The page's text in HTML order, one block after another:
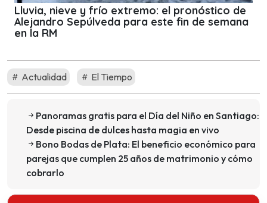
Lluvia, nieve y frío extremo: el pronóstico de
Alejandro Sepúlveda para este fin de semana
en la RM
Actualidad El Tiempo
Panoramas gratis para el Día del Niño en Santiago:
Desde piscina de dulces hasta magia en vivo
Bono Bodas de Plata: El beneficio económico para
parejas que cumplen 25 años de matrimonio y cómo
cobrarlo